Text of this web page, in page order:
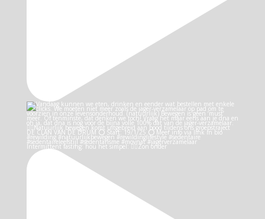
Intermittent fasting: hou het simpel: 👉🏻Zon onder